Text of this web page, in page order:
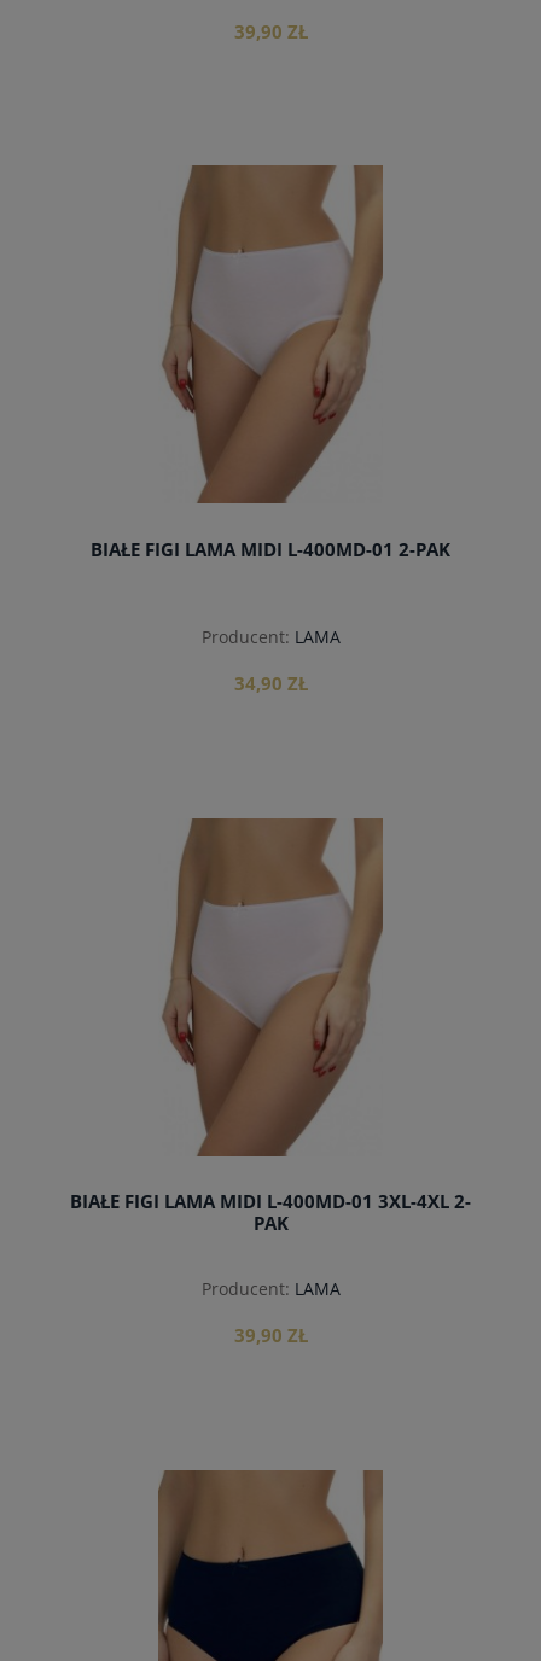
39,90 ZŁ
BIAŁE FIGI LAMA MIDI L-400MD-01 2-PAK
Producent: LAMA
34,90 ZŁ
BIAŁE FIGI LAMA MIDI L-400MD-01 3XL-4XL 2-
PAK
Producent: LAMA
39,90 ZŁ